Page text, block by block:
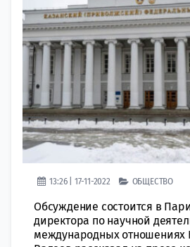
13:26 | 17-11-2022 ОБЩЕСТВО
Обсуждение состоится в
директора по научной
международных отношениях